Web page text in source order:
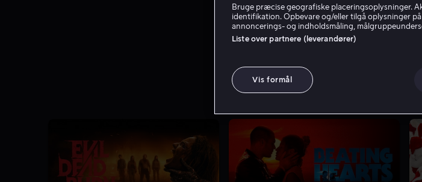
Alain
Stemme Skuespiller
Bruge præcise geografiske placeringsoplysninger.
identifikation. Opbevare og/eller tilgå oplysninger
annoncerings- og indholdsmåling,
Liste over partnere (leverandører)
Vis formål